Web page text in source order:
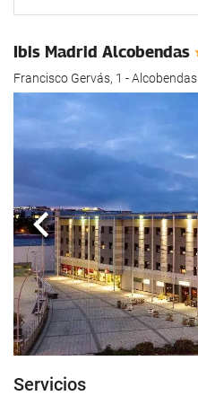
Ibis Madrid Alcobendas
Francisco Gervás, 1 - Alcobendas
Anterior
Servicios